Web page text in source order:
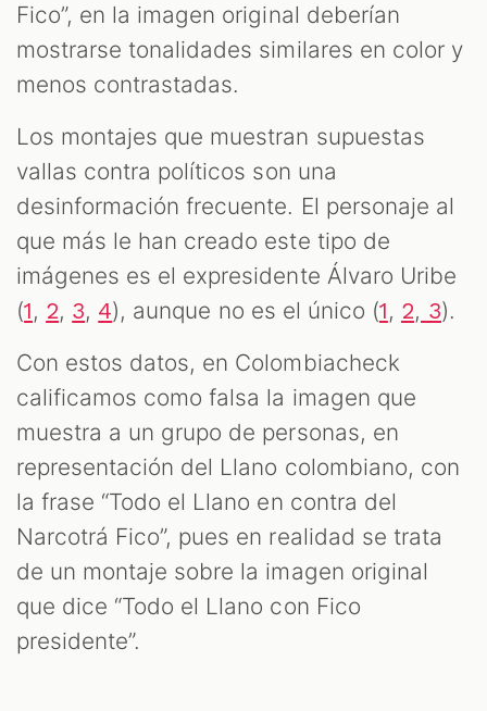
Fico”, en la imagen original deberían
mostrarse tonalidades similares en color y
menos contrastadas.
Los montajes que muestran supuestas
vallas contra políticos son una
desinformación frecuente. El personaje al
que más le han creado este tipo de
imágenes es el expresidente Álvaro Uribe
(1, 2, 3, 4), aunque no es el único (1, 2, 3).
Con estos datos, en Colombiacheck
calificamos como falsa la imagen que
muestra a un grupo de personas, en
representación del Llano colombiano, con
la frase “Todo el Llano en contra del
Narcotrá Fico”, pues en realidad se trata
de un montaje sobre la imagen original
que dice “Todo el Llano con Fico
presidente”.